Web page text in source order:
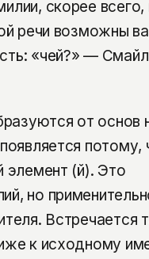
скорее всего,
речи возможны
«чей?» —
от основ
потому,
элемент (й). Это
но
Встречается
к исходному